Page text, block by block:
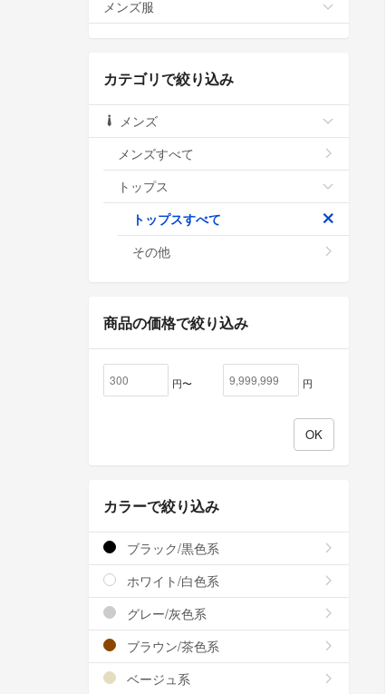
メンズ服
カテゴリで絞り込み
メンズ
メンズすべて
トップス
トップスすべて
その他
商品の価格で絞り込み
円〜 円
カラーで絞り込み
ブラック/黒色系
ホワイト/白色系
グレー/灰色系
ブラウン/茶色系
ベージュ系